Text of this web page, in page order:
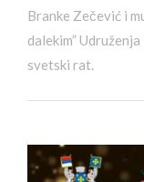
Branke Zečević i
dalekim”
svetski rat.